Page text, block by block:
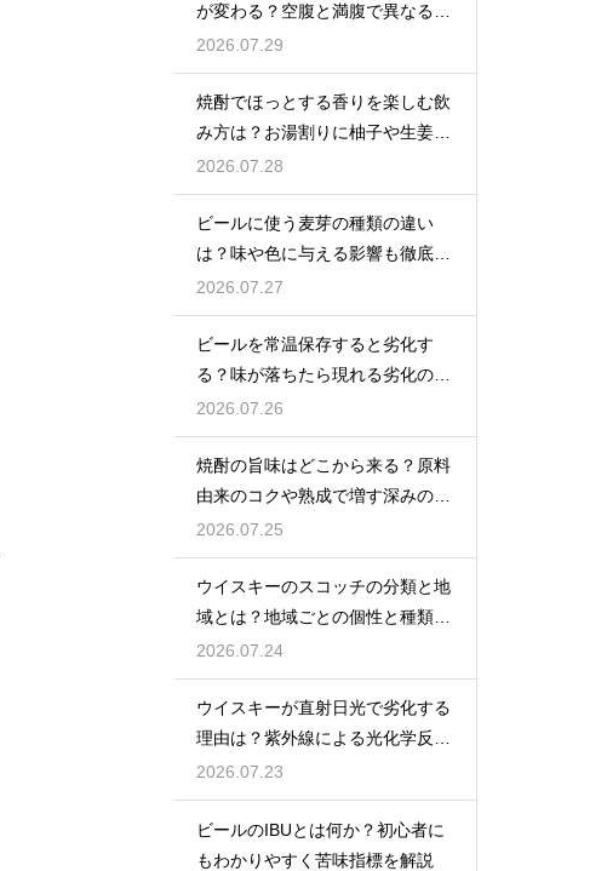
が変わる？空腹と満腹で異なる味
覚の感じ方を解説
2026.07.29
焼酎でほっとする香りを楽しむ飲
み方は？お湯割りに柚子や生姜を
加えてリラックス効果を実感
2026.07.28
ビールに使う麦芽の種類の違い
は？味や色に与える影響も徹底解
説
2026.07.27
ビールを常温保存すると劣化す
る？味が落ちたら現れる劣化のサ
インを解説
2026.07.26
焼酎の旨味はどこから来る？原料
由来のコクや熟成で増す深みの秘
密を解説
2026.07.25
ウイスキーのスコッチの分類と地
域とは？地域ごとの個性と種類を
解説
2026.07.24
ウイスキーが直射日光で劣化する
理由は？紫外線による光化学反応
で風味が損なわれるため
2026.07.23
ビールのIBUとは何か？初心者に
もわかりやすく苦味指標を解説